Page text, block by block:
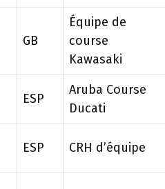
GB
Équipe de
course
Kawasaki
ESP
Aruba Course
Ducati
ESP CRH d’équipe